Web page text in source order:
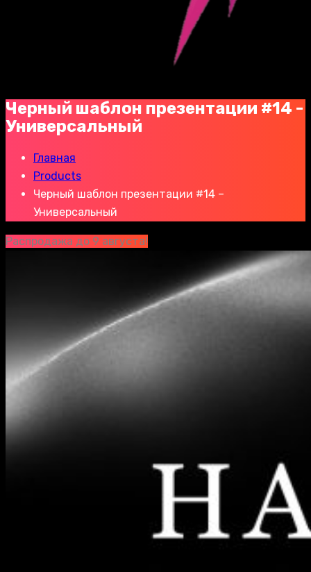
Черный шаблон презентации #14 -
Универсальный
Главная
Products
Черный шаблон презентации #14 –
Универсальный
Распродажа до 9 августа!